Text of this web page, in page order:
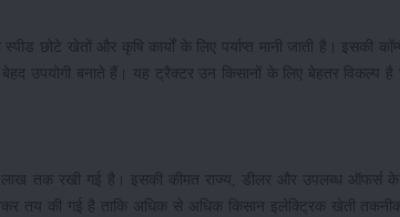
छोटे खेतों और कृषि कार्यों के लिए पर्याप्त मानी जाती है। इसकी
उपयोगी बनाते हैं। यह ट्रैक्टर उन किसानों के लिए बेहतर विकल्प है
तक रखी गई है। इसकी कीमत राज्य, डीलर और उपलब्ध ऑफर्स के
तय की गई है ताकि अधिक से अधिक किसान इलेक्ट्रिक खेती